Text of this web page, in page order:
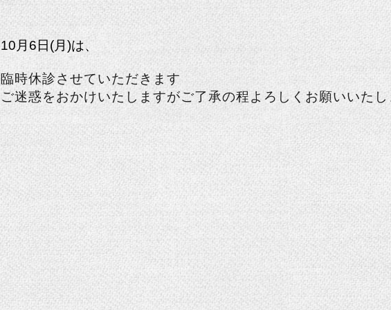
10月6日(月)は、
臨時休診させていただきます
ご迷惑をおかけいたしますがご了承の程よろしくお願いいた